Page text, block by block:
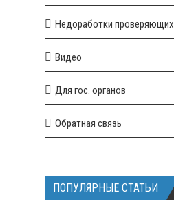
Недоработки проверяющих
Видео
Для гос. органов
Обратная связь
ПОПУЛЯРНЫЕ СТАТЬИ